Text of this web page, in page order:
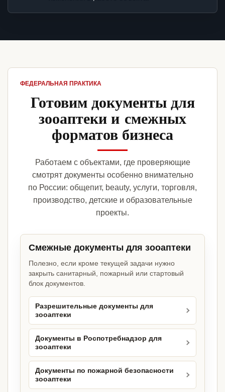
ФЕДЕРАЛЬНАЯ ПРАКТИКА
Готовим документы для
зооаптеки и смежных
форматов бизнеса
Работаем с объектами, где проверяющие
смотрят документы особенно внимательно
по России: общепит, beauty, услуги, торговля,
производство, детские и образовательные
проекты.
Смежные документы для зооаптеки
Полезно, если кроме текущей задачи нужно
закрыть санитарный, пожарный или стартовый
блок документов.
Разрешительные документы для
зооаптеки
Документы в Роспотребнадзор для
зооаптеки
Документы по пожарной безопасности
зооаптеки